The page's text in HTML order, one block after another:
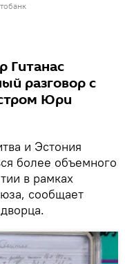
Гитанас
разговор с
Юри
и Эстония
более объемного
в рамках
сообщает